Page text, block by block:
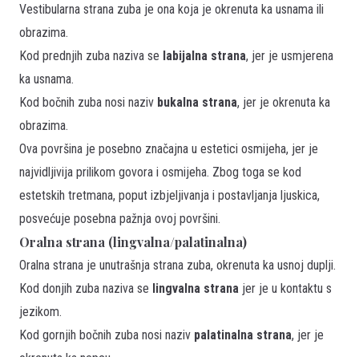
Vestibularna strana zuba je ona koja je okrenuta ka usnama ili
obrazima.
Kod prednjih zuba naziva se labijalna strana, jer je usmjerena
ka usnama.
Kod bočnih zuba nosi naziv bukalna strana, jer je okrenuta ka
obrazima.
Ova površina je posebno značajna u estetici osmijeha, jer je
najvidljivija prilikom govora i osmijeha. Zbog toga se kod
estetskih tretmana, poput izbjeljivanja i postavljanja ljuskica,
posvećuje posebna pažnja ovoj površini.
Oralna strana (lingvalna/palatinalna)
Oralna strana je unutrašnja strana zuba, okrenuta ka usnoj duplji.
Kod donjih zuba naziva se lingvalna strana jer je u kontaktu s
jezikom.
Kod gornjih bočnih zuba nosi naziv palatinalna strana, jer je